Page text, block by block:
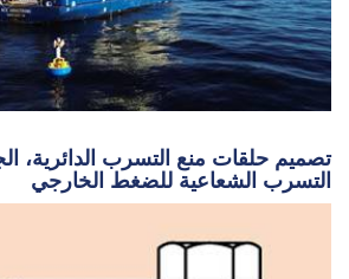
التسرب الشعاعية للضغط الخارجي